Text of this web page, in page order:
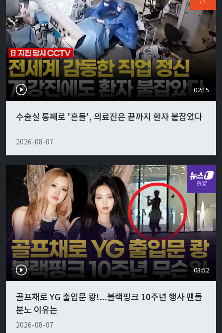
02:15
수술실 통째로 '흔들', 의료진은 끝까지 환자 붙잡았다
2026-08-07
03:52
골프채로 YG 출입문 쾅!...블랙핑크 10주년 행사 팬들
분노 이유는
2026-08-07